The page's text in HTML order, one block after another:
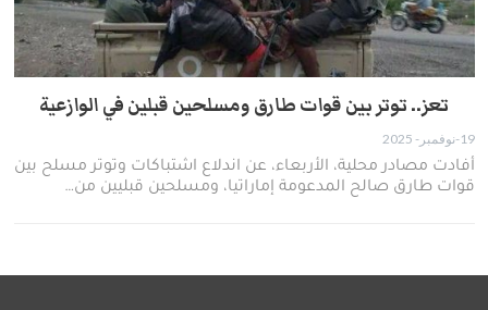
تعز.. توتر بين قوات طارق ومسلحين قبلين في الوازعية
19-نوفمبر- 2025
أفادت مصادر محلية، الأربعاء، عن اندلاع اشتباكات وتوتر مسلح بين
قوات طارق صالح المدعومة إماراتيا، ومسلحين قبليين من…